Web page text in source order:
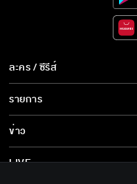
ละคร / ซีรีส์
ละคร/ซีรีส์
ซีรีส์นานาชาติ
การ์ตูน & เกม
รายการ
รายการทั้งหมด
ข่าว
ข่าวทั้งหมด
LIVE